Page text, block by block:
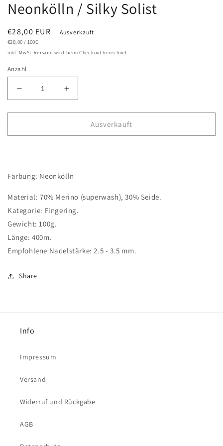
Neonkölln / Silky Solist
Normaler
Preis
€28,00 EUR
GRUNDPREIS
€28,00 / PRO
100G
Ausverkauft
inkl. MwSt.Versand wird beim Checkout berechnet
Anzahl
Verringere
die
Menge
Neonkölln
Erhöhe
die
Menge
Neonkölln
Ausverkauft
Färbung: Neonkölln
Material: 70% Merino (superwash), 30% Seide.
Kategorie: Fingering.
Gewicht: 100g.
Länge: 400m.
Empfohlene Nadelstärke: 2.5 - 3.5 mm.
Share
Info
Impressum
Versand
Widerruf und Rückgabe
AGB